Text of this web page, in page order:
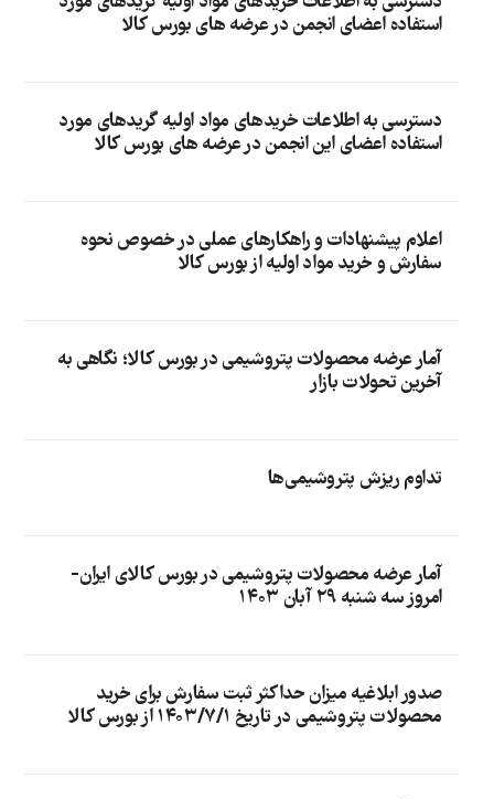
استفاده اعضای انجمن در عرضه های بورس کالا
دسترسی به اطلاعات خریدهای مواد اولیه گریدهای مورد
استفاده اعضای این انجمن در عرضه های بورس کالا
اعلام پیشنهادات و راهکارهای عملی در خصوص نحوه
سفارش و خرید مواد اولیه از بورس کالا
آمار عرضه محصولات پتروشیمی در بورس کالا؛ نگاهی به
آخرین تحولات بازار
تداوم ریزش پتروشیمی‌ها
آمار عرضه محصولات پتروشیمی در بورس کالای ایران-
امروز سه شنبه ۲۹ آبان ۱۴۰۳
صدور ابلاغیه میزان حداکثر ثبت سفارش برای خرید
محصولات پتروشیمی در تاریخ ۱۴۰۳/۷/۱ از بورس کالا